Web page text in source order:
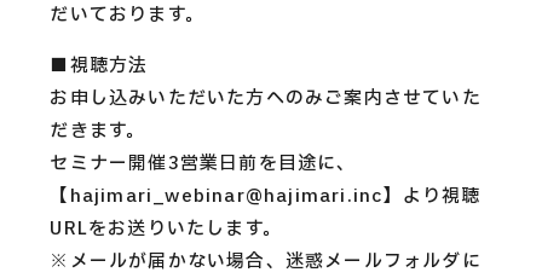
だいております。
■視聴方法
お申し込みいただいた方へのみご案内させていた
だきます。
セミナー開催3営業日前を目途に、
【hajimari_webinar@hajimari.inc】より視聴
URLをお送りいたします。
※メールが届かない場合、迷惑メールフォルダに